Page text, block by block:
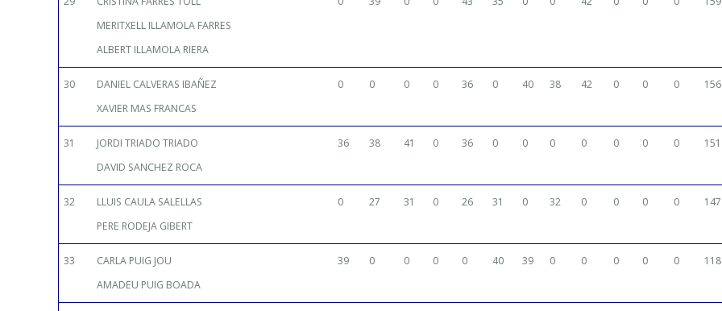
MERITXELL ILLAMOLA FARRES
ALBERT ILLAMOLA RIERA
30
DANIEL CALVERAS IBAÑEZ
XAVIER MAS FRANCAS
0 0 0 0 36 0 40 38 42 0 0 0 156
31
JORDI TRIADO TRIADO
DAVID SANCHEZ ROCA
36 38 41 0 36 0 0 0 0 0 0 0 151
32
LLUIS CAULA SALELLAS
PERE RODEJA GIBERT
0 27 31 0 26 31 0 32 0 0 0 0 147
33
CARLA PUIG JOU
AMADEU PUIG BOADA
39 0 0 0 0 40 39 0 0 0 0 0 118